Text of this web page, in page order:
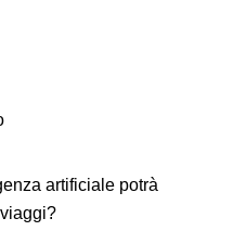
artificiale potrà